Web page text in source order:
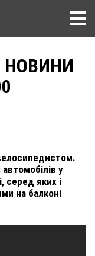
НОВИНИ
у
серед яких і
на балконі